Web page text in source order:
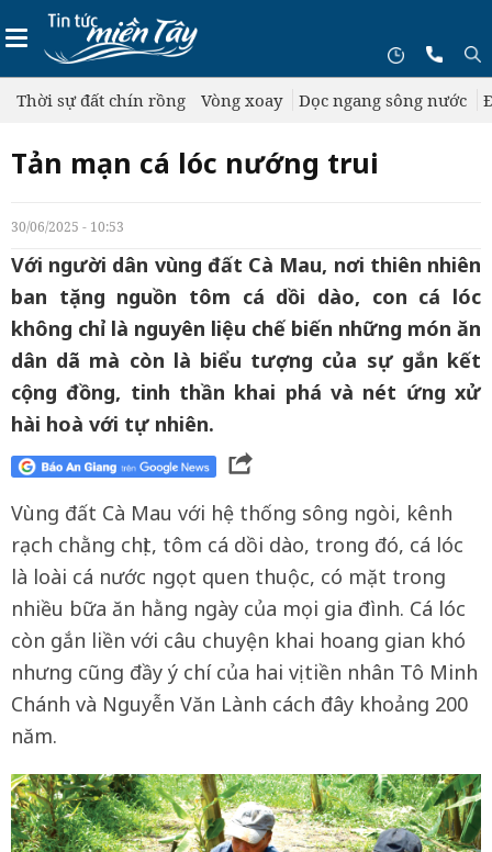
Thời sự đất chín rồng Vòng xoay Dọc ngang sông nước
Tản mạn cá lóc nướng trui
30/06/2025 - 10:53
Với người dân vùng đất Cà Mau, nơi thiên nhiên
ban tặng nguồn tôm cá dồi dào, con cá lóc
không chỉ là nguyên liệu chế biến những món ăn
dân dã mà còn là biểu tượng của sự gắn kết
cộng đồng, tinh thần khai phá và nét ứng xử
hài hoà với tự nhiên.
Vùng đất Cà Mau với hệ thống sông ngòi, kênh
rạch chằng chịt, tôm cá dồi dào, trong đó, cá lóc
là loài cá nước ngọt quen thuộc, có mặt trong
nhiều bữa ăn hằng ngày của mọi gia đình. Cá lóc
còn gắn liền với câu chuyện khai hoang gian khó
nhưng cũng đầy ý chí của hai vị tiền nhân Tô Minh
Chánh và Nguyễn Văn Lành cách đây khoảng 200
năm.